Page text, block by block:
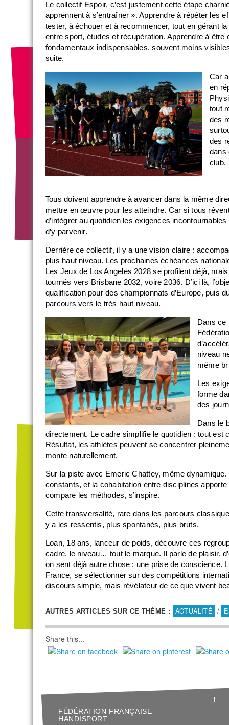
Le collectif Espoir, c’est justement cette étape
apprennent à s’entraîner ». Apprendre à répéter les
tester, à échouer et à recommencer, tout en gérant
entre sport, études et récupération. Apprendre à
fondamentaux indispensables, souvent moins
suite.
Car
en
tout
des
des
dans
club.
Tous doivent apprendre à avancer dans la même
mettre en œuvre pour les atteindre. Car si tous
d’intégrer au quotidien les exigences
d’y parvenir.
Derrière ce collectif, il y a une vision claire :
plus haut niveau. Les prochaines échéances
Les Jeux de Los Angeles 2028 se profilent déjà,
tournés vers Brisbane 2032, voire 2036. D’ici là,
qualification pour des championnats d’Europe, puis
parcours vers le très haut niveau.
Dans ce
niveau
même
Les
forme
des
Dans le
directement. Le cadre simplifie le quotidien : tout
Résultat, les athlètes peuvent se concentrer
monte naturellement.
Sur la piste avec Emeric Chattey, même
constants, et la cohabitation entre disciplines
compare les méthodes, s’inspire.
Cette transversalité, rare dans les parcours
y a les ressentis, plus spontanés, plus bruts.
Loan, 18 ans, lanceur de poids, découvre ces
cadre, le niveau… tout le marque. Il parle de plaisir,
on sent déjà autre chose : une prise de conscience.
France, se sélectionner sur des compétitions
discours simple, mais révélateur de ce que vivent
AUTRES ARTICLES SUR CE THÈME : ACTUALITÉ /
Share this...
FÉDÉRATION FRANÇAISE
HANDISPORT